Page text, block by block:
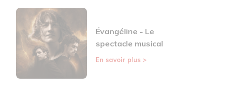
Évangéline - Le
spectacle musical
En savoir plus >